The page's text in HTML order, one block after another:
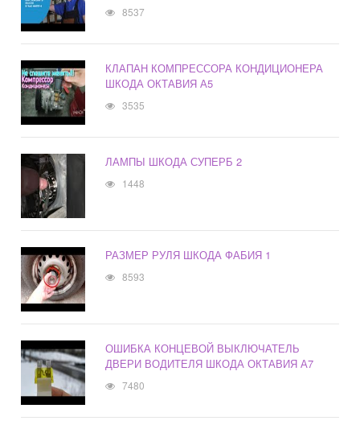
8537
КЛАПАН КОМПРЕССОРА КОНДИЦИОНЕРА
ШКОДА ОКТАВИЯ А5
3535
ЛАМПЫ ШКОДА СУПЕРБ 2
1448
РАЗМЕР РУЛЯ ШКОДА ФАБИЯ 1
8593
ОШИБКА КОНЦЕВОЙ ВЫКЛЮЧАТЕЛЬ
ДВЕРИ ВОДИТЕЛЯ ШКОДА ОКТАВИЯ А7
7480